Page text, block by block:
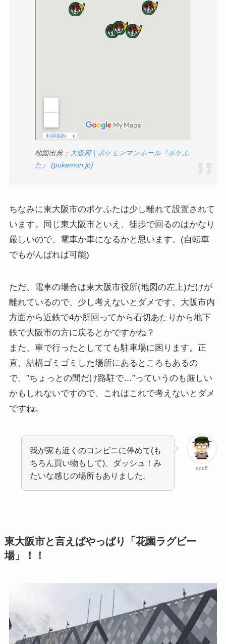
地図出典： 大阪府 | ポケモンマンホール『ポケふ
た』 (pokemon.jp)
ちなみに東大阪市のポケふたは少し離れて設置されて
います。同じ東大阪市といえ、徒歩で回るのはかなり
厳しいので、電車か車になるかと思います。(自転車
でもがんばれば可能)
ただ、電車の場合は東大阪市役所(地図の左上)だけが
離れているので、少し考えないとダメです。大阪市内
方面から近鉄で4か所回ってから石切あたりから地下
鉄で大阪市の方に戻るとかですかね？
また、車で行ったとしてても駐車場に困ります。正
直、結構ゴミゴミした場所にあるところもあるの
で、”ちょっとの間だけ路駐で…”っていうのも厳しい
かもしれないですので、これはこれで考えないとダメ
ですね。
qoo5
我が家も近くのコンビニに停めて(も
ちろん買い物もして)、ダッシュ！み
たいな感じの場所もありました。
東大阪市と言えばやっぱり「花園ラグビー
場」！！